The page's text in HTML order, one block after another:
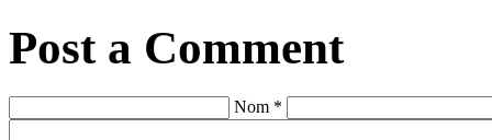
Post a Comment
Nom *